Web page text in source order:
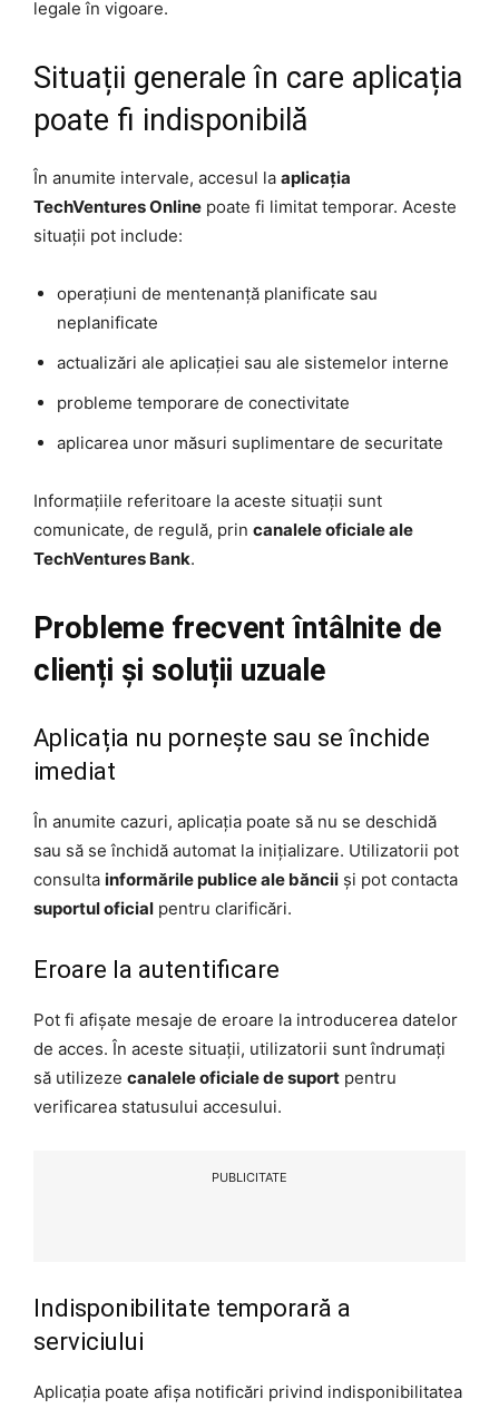
legale în vigoare.
Situații generale în care aplicația
poate fi indisponibilă
În anumite intervale, accesul la aplicația
TechVentures Online poate fi limitat temporar. Aceste
situații pot include:
operațiuni de mentenanță planificate sau
neplanificate
actualizări ale aplicației sau ale sistemelor interne
probleme temporare de conectivitate
aplicarea unor măsuri suplimentare de securitate
Informațiile referitoare la aceste situații sunt
comunicate, de regulă, prin canalele oficiale ale
TechVentures Bank.
Probleme frecvent întâlnite de
clienți și soluții uzuale
Aplicația nu pornește sau se închide
imediat
În anumite cazuri, aplicația poate să nu se deschidă
sau să se închidă automat la inițializare. Utilizatorii pot
consulta informările publice ale băncii și pot contacta
suportul oficial pentru clarificări.
Eroare la autentificare
Pot fi afișate mesaje de eroare la introducerea datelor
de acces. În aceste situații, utilizatorii sunt îndrumați
să utilizeze canalele oficiale de suport pentru
verificarea statusului accesului.
PUBLICITATE
Indisponibilitate temporară a
serviciului
Aplicația poate afișa notificări privind indisponibilitatea